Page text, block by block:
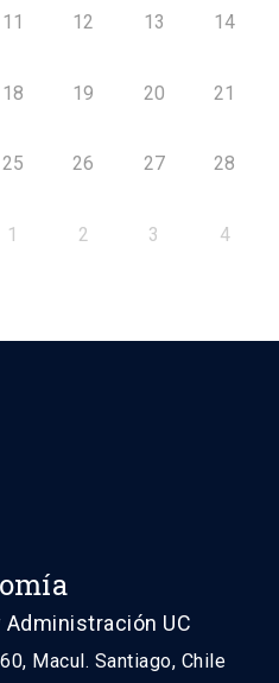
11 12 13 14
18 19 20 21
25 26 27 28
1 2 3 4
Administración UC
Macul. Santiago, Chile